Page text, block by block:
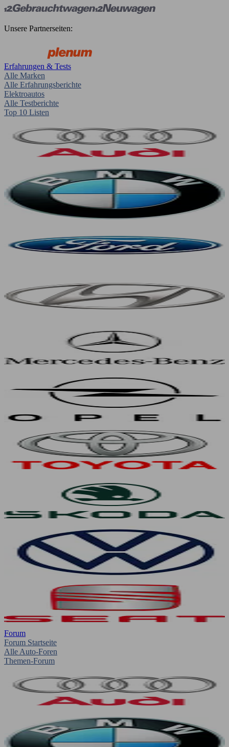
Unsere Partnerseiten:
Erfahrungen & Tests
Alle Marken
Alle Erfahrungsberichte
Elektroautos
Alle Testberichte
Top 10 Listen
Forum
Forum Startseite
Alle Auto-Foren
Themen-Forum